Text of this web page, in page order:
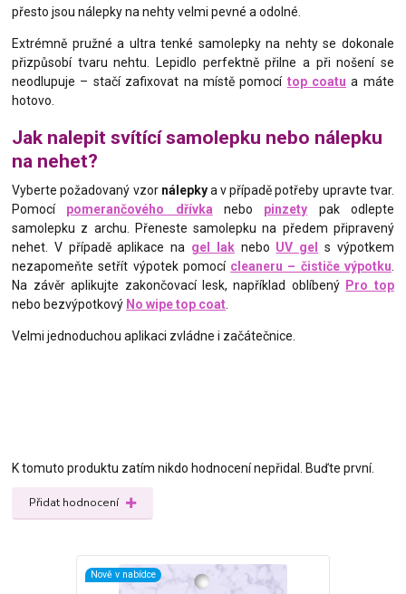
přesto jsou nálepky na nehty velmi pevné a odolné.
Extrémně pružné a ultra tenké samolepky na nehty se dokonale
přizpůsobí tvaru nehtu. Lepidlo perfektně přilne a při nošení se
neodlupuje – stačí zafixovat na místě pomocí top coatu a máte
hotovo.
Jak nalepit svítící samolepku nebo nálepku
na nehet?
Vyberte požadovaný vzornálepkya v případě potřeby upravte tvar.
Pomocí pomerančového dřívka nebo pinzety pak odlepte
samolepku z archu. Přeneste samolepku na předem připravený
nehet. V případě aplikace na gel laknebo UV gel
s výpotkem
nezapomeňte setřít výpotek pomocí cleaneru – čističe výpotku.
Na závěr aplikujte zakončovací lesk, například oblíbený Pro top
nebo bezvýpotkový No wipe top coat.
Velmi jednoduchou aplikaci zvládne i začátečnice.
K tomuto produktu zatím nikdo hodnocení nepřidal. Buďte první.
Přidat hodnocení
Nově v nabídce